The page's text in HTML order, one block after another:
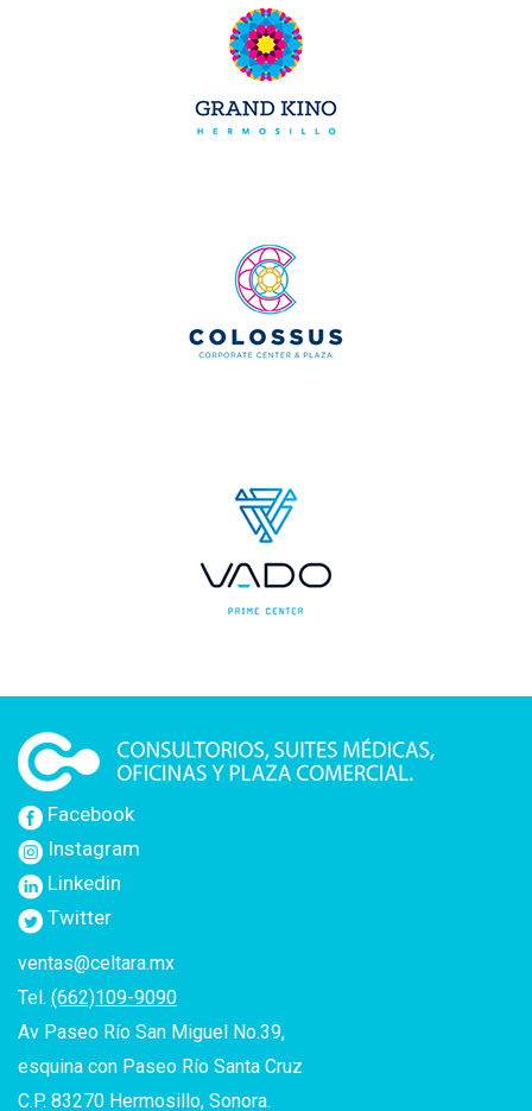
Facebook
Instagram
Linkedin
Twitter
ventas@celtara.mx
Tel. (662)109-9090
Av Paseo Río San Miguel No.39,
esquina con Paseo Río Santa Cruz
C.P. 83270 Hermosillo, Sonora.